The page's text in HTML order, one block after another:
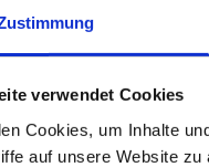
verwendet Cookies
Cookies, um Inhalte
auf unsere Website
Tätigkeit in
sowie
möglich